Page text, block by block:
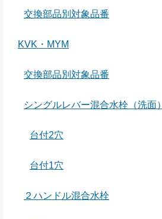
交換部品別対象品番
KVK・MYM
交換部品別対象品番
シングルレバー混合水栓（洗面）
台付2穴
台付1穴
２ハンドル混合水栓